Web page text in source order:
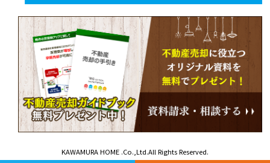
KAWAMURA HOME .Co.,Ltd.All Rights Reserved.